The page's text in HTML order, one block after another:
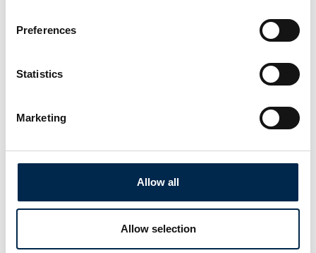
Preferences
Statistics
Marketing
Allow all
Allow selection